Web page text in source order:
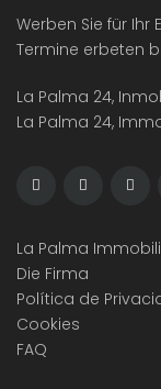
Werben Sie für Ihr
Termine erbeten
La Palma 24,
La Palma 24,
La Palma
Die Firma
Política de
Cookies
FAQ